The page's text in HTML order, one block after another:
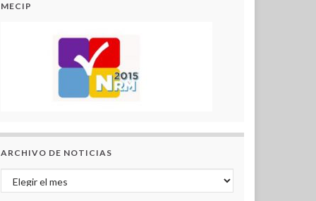
MECIP
ARCHIVO DE NOTICIAS
Archivo de Noticias